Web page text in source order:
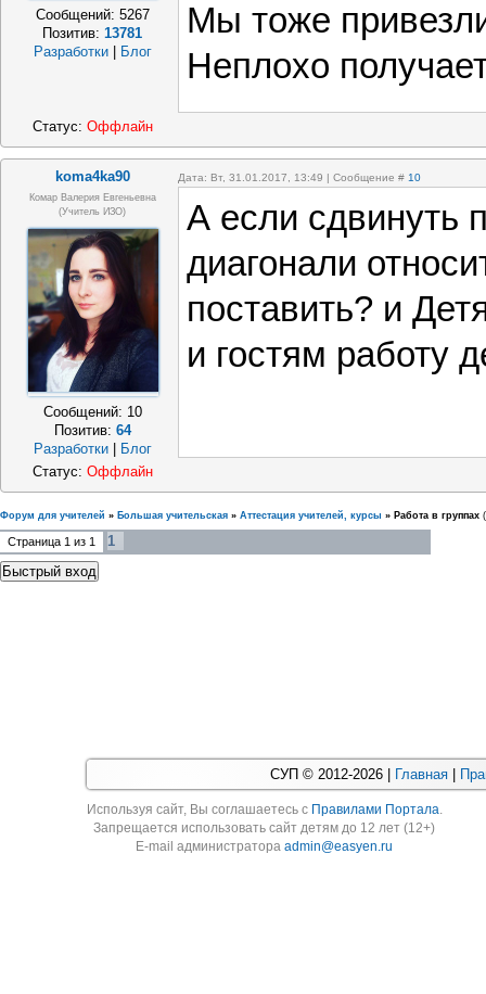
Сообщений: 5267
Позитив:13781
Разработки
Блог
Мы тоже
Неплохо
Статус: Оффлайн
koma4ka90 Дата: Вт, 31.01.2017, 13:49 | Сообщение # 10
Комар Валерия Евгеньевна
(Учитель ИЗО)
Сообщений: 10
Позитив: 64
Разработки
Блог
А если сдвинуть
диагонали
поставить? и
и гостям работу
Статус: Оффлайн
Форум для учителей » Большая учительская » Аттестация учителей, курсы » Работа в группах
Страница 1 из 1 1
СУП © 2012-2026 | Главная
Используя cайт, Вы соглашаетесь с Правилами Портала.
Запрещается использовать сайт детям до 12 лет (12+)
E-mail администратораadmin@easyen.ru